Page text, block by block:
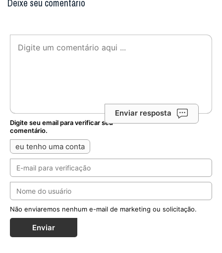
Enviar resposta
Digite seu email para verificar seu
comentário.
eu tenho uma conta
Não enviaremos nenhum e-mail de marketing ou solicitação.
Enviar